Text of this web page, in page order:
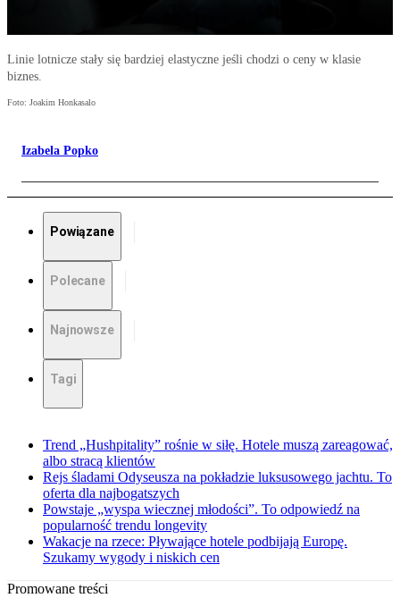
Linie lotnicze stały się bardziej elastyczne jeśli chodzi o ceny w klasie
biznes.
Foto: Joakim Honkasalo
Izabela Popko
Powiązane
Polecane
Najnowsze
Tagi
Trend „Hushpitality” rośnie w siłę. Hotele muszą zareagować,
albo stracą klientów
Rejs śladami Odyseusza na pokładzie luksusowego jachtu. To
oferta dla najbogatszych
Powstaje „wyspa wiecznej młodości”. To odpowiedź na
popularność trendu longevity
Wakacje na rzece: Pływające hotele podbijają Europę.
Szukamy wygody i niskich cen
Promowane treści